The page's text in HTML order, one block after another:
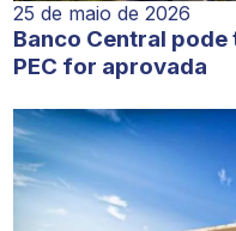
25 de maio de 2026
Banco Central
PEC for aprovada